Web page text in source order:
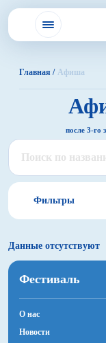
Главная / Афиша
после 3-го
Фильтры
Данные отсутствуют
Фестиваль
О нас
Новости